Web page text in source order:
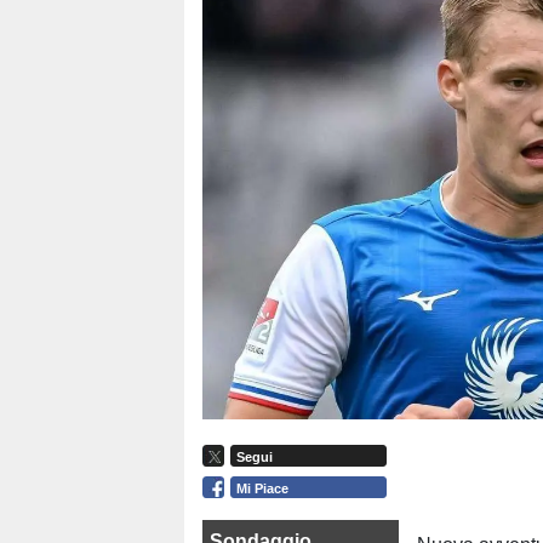
Segui
Mi Piace